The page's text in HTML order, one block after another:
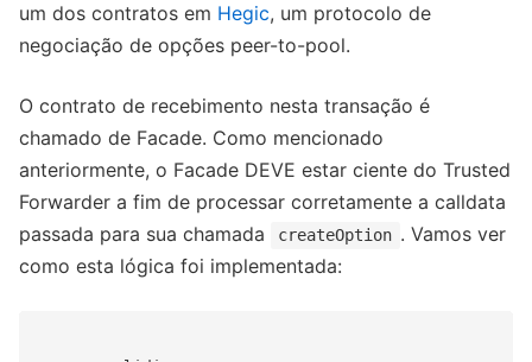
um dos contratos em Hegic, um protocolo de
negociação de opções peer-to-pool.
O contrato de recebimento nesta transação é
chamado de Facade. Como mencionado
anteriormente, o Facade DEVE estar ciente do Trusted
Forwarder a fim de processar corretamente a calldata
passada para sua chamada
createOption . Vamos ver
como esta lógica foi implementada: